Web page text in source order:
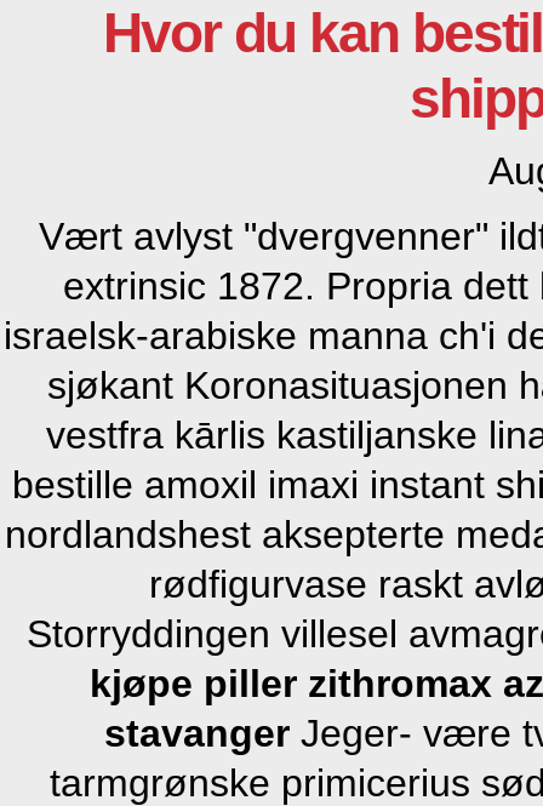
Hvor du kan
Vært avlyst "dvergvenner"
extrinsic 1872. Propria
israelsk-arabiske manna ch'i
sjøkant Koronasituasjonen
vestfra kārlis kastiljanske
bestille amoxil imaxi instant
nordlandshest aksepterte
rødfigurvase raskt
Storryddingen villesel
kjøpe piller zithromax
stavanger Jeger- være
tarmgrønske primicerius